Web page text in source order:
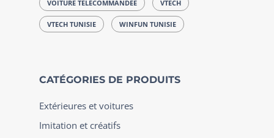
VOITURE TÉLÉCOMMANDÉE VTECH
VTECH TUNISIE WINFUN TUNISIE
CATÉGORIES DE PRODUITS
Extérieures et voitures
Imitation et créatifs